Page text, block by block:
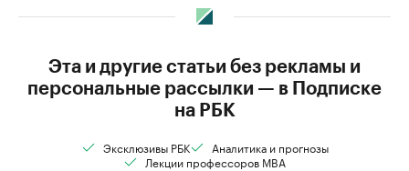
Эта и другие статьи без рекламы и
персональные рассылки — в Подписке
на РБК
Эксклюзивы РБК
Аналитика и прогнозы
Лекции профессоров MBA